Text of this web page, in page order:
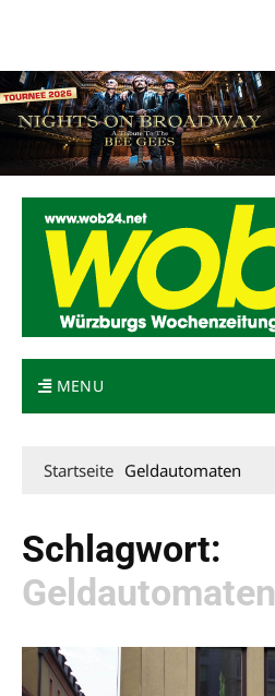
MENU
Startseite Geldautomaten
Schlagwort:
Geldautomaten